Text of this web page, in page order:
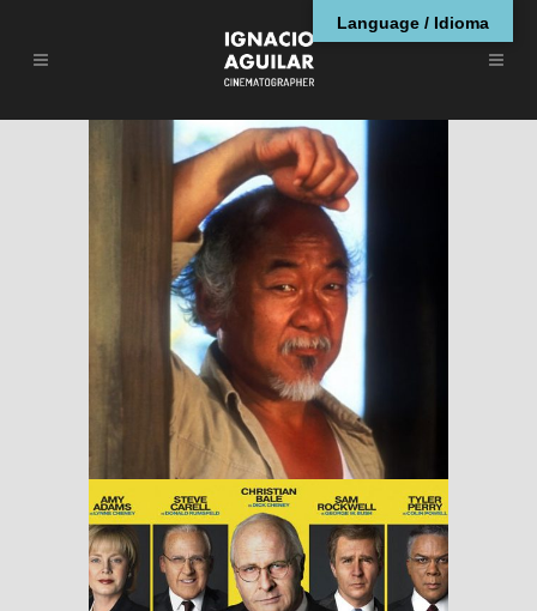
The Karate Kid, Part
RESEÑAS
Vice
Language / Idioma